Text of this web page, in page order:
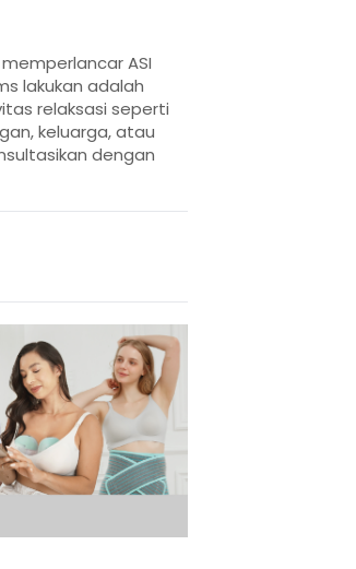
ASI
lakukan adalah
relaksasi seperti
keluarga, atau
dengan